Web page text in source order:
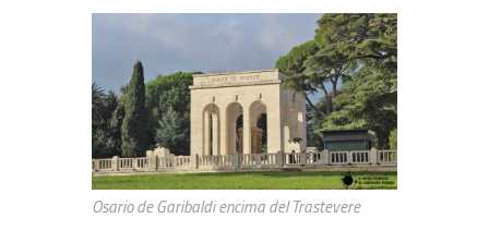
Osario de Garibaldi encima del Trastevere